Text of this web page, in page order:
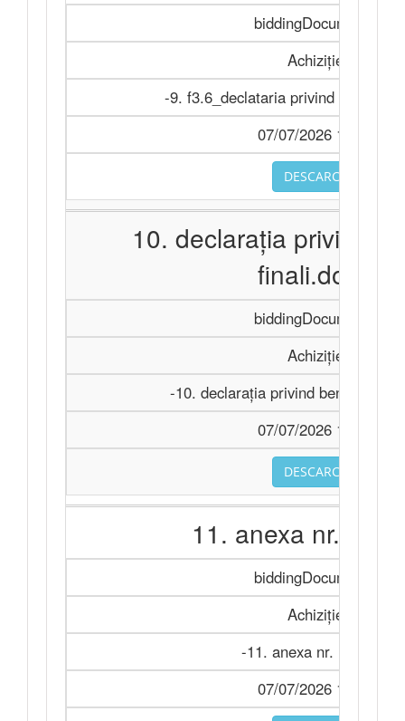
biddingDocuments
Achiziție
-9. f3.6_declataria privind conduita
07/07/2026 11:28
DESCARCA
10. declarația privind
finali.docx
biddingDocuments
Achiziție
-10. declarația privind beneficiarii
07/07/2026 11:28
DESCARCA
11. anexa nr.
biddingDocuments
Achiziție
-11. anexa nr. 12.docx
07/07/2026 11:28